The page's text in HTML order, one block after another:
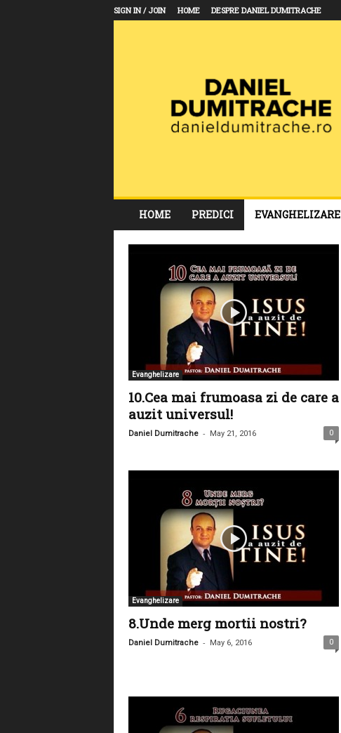
SIGN IN / JOIN HOME DESPRE DANIEL DUMITRACHE
n
HOME PREDICI EVANGHELIZARE
Evanghelizare
10.Cea mai frumoasa zi de care a
auzit universul!
Daniel Dumitrache - May 21, 2016 0
Evanghelizare
8.Unde merg mortii nostri?
Daniel Dumitrache - May 6, 2016 0